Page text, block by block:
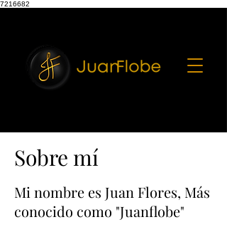
7216682
Sobre mí
Mi nombre es Juan Flores, Más
conocido como "Juanflobe"